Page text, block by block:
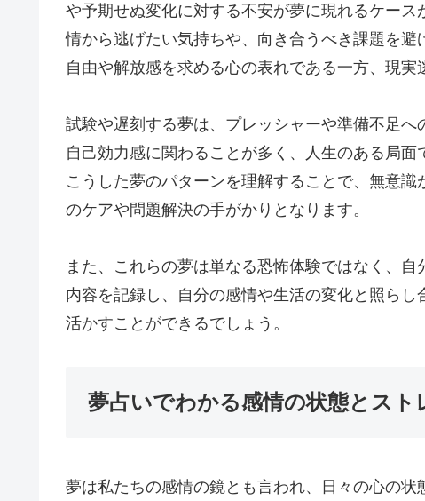
や予期せぬ変化に対する不安が夢に現れるケー
情から逃げたい気持ちや、向き合うべき課題を避
自由や解放感を求める心の表れである一方、現実
試験や遅刻する夢は、プレッシャーや準備不足
自己効力感に関わることが多く、人生のある局面
こうした夢のパターンを理解することで、無意
のケアや問題解決の手がかりとなります。
また、これらの夢は単なる恐怖体験ではなく、
内容を記録し、自分の感情や生活の変化と照ら
活かすことができるでしょう。
夢占いでわかる感情の状態とス
夢は私たちの感情の鏡とも言われ、日々の心の